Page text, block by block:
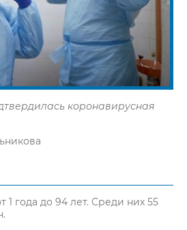
коронавирусная
1 года до 94 лет. Среди них 55